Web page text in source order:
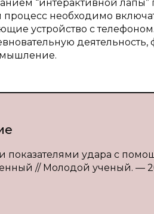
“интерактивной лапы”
необходимо
устройство с
мышление.
удара с
// Молодой ученый. —